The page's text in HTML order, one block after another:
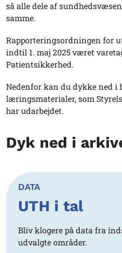
så alle dele af
samme.
Rapporteringsordningen for
indtil 1. maj 2025 været
Patientsikkerhed.
Nedenfor kan du dykke ned i
læringsmaterialer, som
har udarbejdet.
Dyk ned i
DATA
UTH i tal
Bliv klogere på data fra
udvalgte områder.